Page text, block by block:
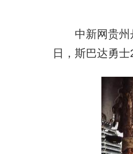
中新网贵州丹
日，斯巴达勇